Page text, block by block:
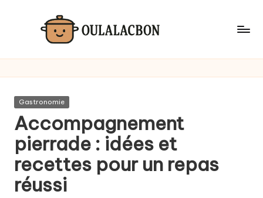
Posted
Gastronomie
Accompagnement
pierrade : idées et
recettes pour un repas
réussi